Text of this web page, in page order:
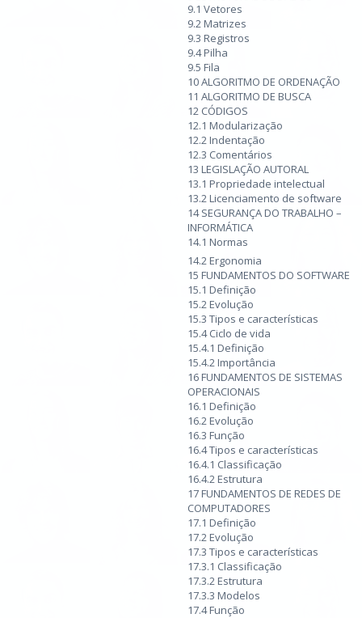
9.1 Vetores
9.2 Matrizes
9.3 Registros
9.4 Pilha
9.5 Fila
10 ALGORITMO DE ORDENAÇÃO
11 ALGORITMO DE BUSCA
12 CÓDIGOS
12.1 Modularização
12.2 Indentação
12.3 Comentários
13 LEGISLAÇÃO AUTORAL
13.1 Propriedade intelectual
13.2 Licenciamento de software
14 SEGURANÇA DO TRABALHO –
INFORMÁTICA
14.1 Normas
14.2 Ergonomia
15 FUNDAMENTOS DO SOFTWARE
15.1 Definição
15.2 Evolução
15.3 Tipos e características
15.4 Ciclo de vida
15.4.1 Definição
15.4.2 Importância
16 FUNDAMENTOS DE SISTEMAS
OPERACIONAIS
16.1 Definição
16.2 Evolução
16.3 Função
16.4 Tipos e características
16.4.1 Classificação
16.4.2 Estrutura
17 FUNDAMENTOS DE REDES DE
COMPUTADORES
17.1 Definição
17.2 Evolução
17.3 Tipos e características
17.3.1 Classificação
17.3.2 Estrutura
17.3.3 Modelos
17.4 Função